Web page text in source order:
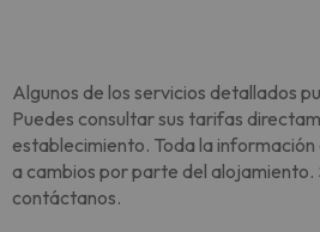
Algunos de los servicios detallados
Puedes consultar sus tarifas
establecimiento. Toda la
a cambios por parte del alojamiento.
contáctanos.